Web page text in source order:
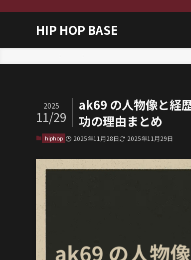
HIP HOP BASE
ak69 の人物像と経
功の理由まとめ
2025
11/29
hiphop 2025年11月28日 2025年11月29日